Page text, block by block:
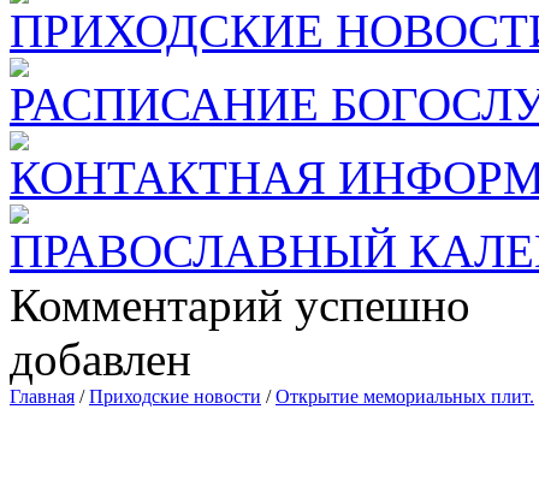
ПРИХОДСКИЕ
РАСПИСАНИЕ
КОНТАКТНАЯ
ПРАВОСЛАВНЫЙ
Комментарий успешно
добавлен
Главная /Приходские новости /Открытие мемориальных плит.